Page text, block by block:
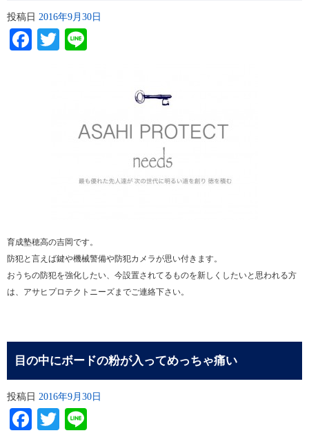
投稿日 2016年9月30日
Facebook
Twitter
育成塾穂高の吉岡です。
防犯と言えば鍵や機械警備や防犯カメラが思い付きます。
おうちの防犯を強化したい、今設置されてるものを新しくしたいと思われる方
は、アサヒプロテクトニーズまでご連絡下さい。
目の中にボードの粉が入ってめっちゃ痛い
投稿日 2016年9月30日
Facebook
Twitter